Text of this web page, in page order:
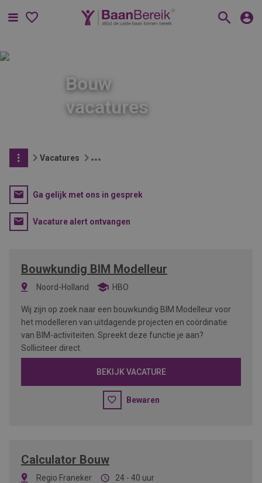
Menu
Bouw
vacatures
Vacatures
Ga gelijk met ons in gesprek
Vacature alert ontvangen
Bouwkundig BIM Modelleur
Noord-Holland HBO
Wij zijn op zoek naar een bouwkundig BIM Modelleur voor
het modelleren van uitdagende projecten en coördinatie
van BIM-activiteiten. Spreekt deze functie je aan?
Solliciteer direct.
BEKIJK VACATURE
Bewaren
Calculator Bouw
Regio Franeker
24 - 40 uur